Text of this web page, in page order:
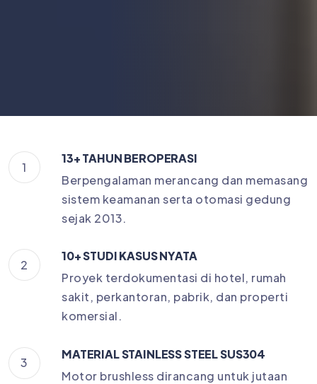
1
13+ TAHUN BEROPERASI
Berpengalaman merancang dan memasang
sistem keamanan serta otomasi gedung
sejak 2013.
2
10+ STUDI KASUS NYATA
Proyek terdokumentasi di hotel, rumah
sakit, perkantoran, pabrik, dan properti
komersial.
3
MATERIAL STAINLESS STEEL SUS304
Motor brushless dirancang untuk jutaan